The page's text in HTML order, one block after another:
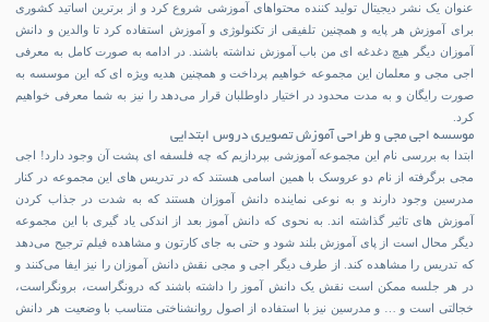
عنوان یک نشر دیجیتال تولید کننده محتواهای آموزشی شروع کرد و از برترین اساتید کشوری
برای آموزش هر پایه و همچنین تلفیقی از تکنولوژی و آموزش استفاده کرد تا والدین و دانش
آموزان دیگر هیچ دغدغه ای من باب آموزش نداشته باشند. در ادامه به صورت کامل به معرفی
اجی مجی و معلمان این مجموعه خواهیم پرداخت و همچنین هدیه ویژه ای که این موسسه به
صورت رایگان و به مدت محدود در اختیار داوطلبان قرار می‌دهد را نیز به شما معرفی خواهیم
کرد.
موسسه اجی مجی و طراحی آموزش تصویری دروس ابتدایی
ابتدا به بررسی نام این مجموعه آموزشی بپردازیم که چه فلسفه ای پشت آن وجود دارد! اجی
مجی برگرفته از نام دو عروسک با همین اسامی هستند که در تدریس های این مجموعه در کنار
مدرسین وجود دارند و به نوعی نماینده دانش آموزان هستند که به شدت در جذاب کردن
آموزش های تاثیر گذاشته اند. به نحوی که دانش آموز بعد از اندکی یاد گیری با این مجموعه
دیگر محال است از پای آموزش بلند شود و حتی به جای کارتون و مشاهده فیلم ترجیح می‌دهد
که تدریس را مشاهده کند. از طرف دیگر اجی و مجی نقش دانش آموزان را نیز ایفا می‌کنند و
در هر جلسه ممکن است نقش یک دانش آموز را داشته باشند که درونگراست، برونگراست،
خجالتی است و … و مدرسین نیز با استفاده از اصول روانشناختی متناسب با وضعیت هر دانش